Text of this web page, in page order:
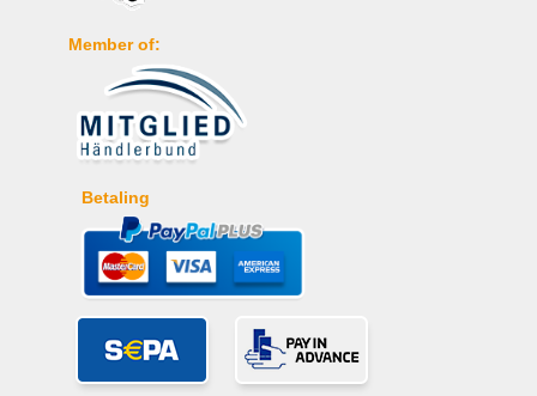
Member of:
Betaling